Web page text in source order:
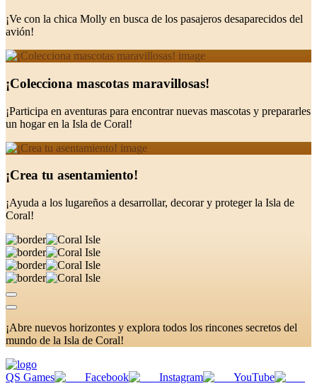
¡Ve con la chica Molly en busca de los pasajeros desaparecidos del
avión!
¡Colecciona mascotas maravillosas!
¡Participa en aventuras para encontrar nuevas mascotas y prepararles
un hogar en la Isla de Coral!
¡Crea tu asentamiento!
¡Ayuda a los lugareños a desarrollar, decorar y proteger la Isla de
Coral!
¡Abre nuevos horizontes y explora todos los rincones secretos del
mundo de la Isla de Coral!
QS Games Facebook Instagram YouTube